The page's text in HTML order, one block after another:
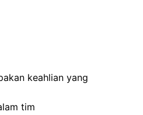
keahlian yang
tim